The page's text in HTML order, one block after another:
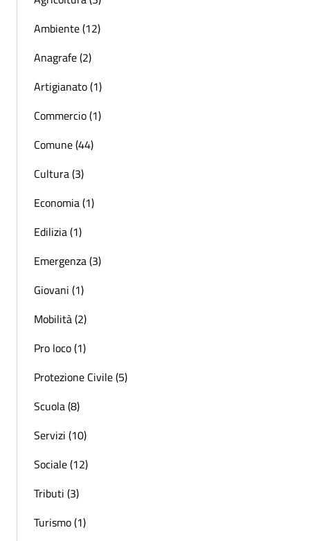
Ambiente (12)
Anagrafe (2)
Artigianato (1)
Commercio (1)
Comune (44)
Cultura (3)
Economia (1)
Edilizia (1)
Emergenza (3)
Giovani (1)
Mobilità (2)
Pro loco (1)
Protezione Civile (5)
Scuola (8)
Servizi (10)
Sociale (12)
Tributi (3)
Turismo (1)